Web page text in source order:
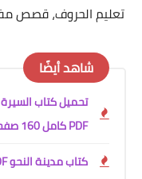
تعليم الحروف، قصص
شاهد أيضًا
تحميل كتاب
PDF كامل 160 صفحة
كتاب مدينة النحو PDF | الأستاذ عاطف عبدالفتاح